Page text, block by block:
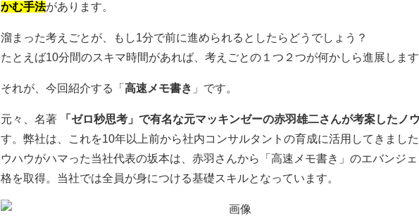
かむ手法があります。
溜まった考えごとが、もし1分で前に進められるとしたらどうでしょう？
たとえば10分間のスキマ時間があれば、考えごとの１つ２つが何かしら進展します
それが、今回紹介する「 高速メモ書き 」です。
元々、名著 「ゼロ秒思考」で有名な元マッキンゼーの赤羽雄二さんが考案したノ
す。弊社は、これを10年以上前から社内コンサルタントの育成に活用してきまし
ウハウがハマった当社代表の坂本は、赤羽さんから「高速メモ書き」のエバンジ
格を取得。当社では全員が身につける基礎スキルとなっています。